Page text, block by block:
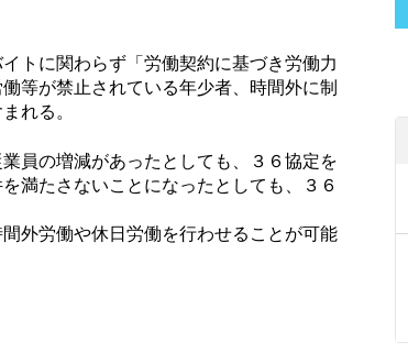
トに関わらず「労働契約に基づき労働力
等が禁止されている年少者、時間外に制
れる。
員の増減があったとしても、３６協定を
満たさないことになったとしても、３６
外労働や休日労働を行わせることが可能